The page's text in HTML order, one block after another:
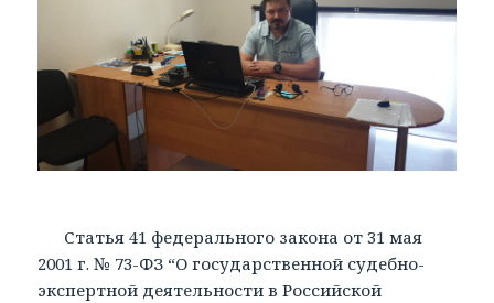
Статья 41 федерального закона от 31 мая
2001 г. № 73-ФЗ “О государственной судебно-
экспертной деятельности в Российской